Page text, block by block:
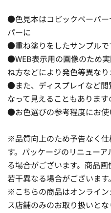
●色見本はコピックペーパ
パーに
●重ね塗りをしたサンプルで
●WEB表示用の画像のため
ね方などにより発色等異なり
●また、ディスプレイなど
なって見えることもあります
●お色選びの参考程度にお使
※品質向上のため予告なく
す。パッケージのリニュー
る場合がございます。商品画
若干異なる場合がございます。
※こちらの商品はオンライ
ス店舗のみのお取り扱いとな